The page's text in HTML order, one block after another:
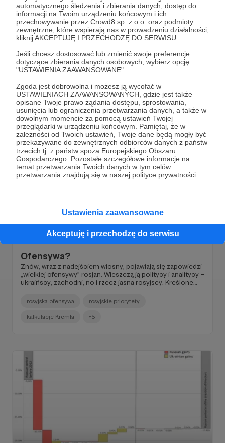
automatycznego śledzenia i zbierania danych, dostęp do
informacji na Twoim urządzeniu końcowym i ich
przechowywanie przez Crowd8 sp. z o.o. oraz podmioty
zewnętrzne, które wspierają nas w prowadzeniu działalności,
kliknij AKCEPTUJĘ I PRZECHODZĘ DO SERWISU.
Jeśli chcesz dostosować lub zmienić swoje preferencje
dotyczące zbierania danych osobowych, wybierz opcję
"USTAWIENIA ZAAWANSOWANE".
Zgoda jest dobrowolna i możesz ją wycofać w
USTAWIENIACH ZAAWANSOWANYCH, gdzie jest także
opisane Twoje prawo żądania dostępu, sprostowania,
usunięcia lub ograniczenia przetwarzania danych, a także w
dowolnym momencie za pomocą ustawień Twojej
przeglądarki w urządzeniu końcowym. Pamiętaj, że w
zależności od Twoich ustawień, Twoje dane będą mogły być
przekazywane do zewnętrznych odbiorców danych z państw
trzecich tj. z państw spoza Europejskiego Obszaru
Gospodarczego. Pozostałe szczegółowe informacje na
temat przetwarzania Twoich danych w tym celów
przetwarzania znajdują się w naszej polityce prywatności.
Ustawienia zaawansowane
Akceptuję i przechodzę do serwisu
23.09.2024 ● Brak komentarzy
Warunek
Bez „nadzabijania” agresorów – w relacji bardziej
Ukraina tego starcia nie przetrwa.
demografia straty bezpowrotne
wojna na wyniszczenie +5
10.04.2024 Brak komentarzy
Ofensywa?
Znów, wraz z nadejściem wiosny, pojawiają się zapowiedzi
„wielkiej ofensywy” rosjan. Wieszczą ją politycy i analitycy –
ukraińscy, zachodni, no i rzecz jasna rosyjscy. Kreślone
(pro)ukraińskiej.
rosyjska ofensywa rosyjskie priorytety
kalkulacje Kremla +5